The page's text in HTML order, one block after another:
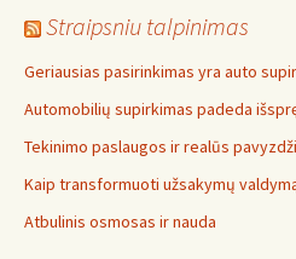
Straipsniu talpinimas
Geriausias pasirinkimas yra auto
Automobilių supirkimas padeda
Tekinimo paslaugos ir realūs
Kaip transformuoti užsakymų
Atbulinis osmosas ir nauda